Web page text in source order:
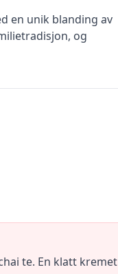
en unik blanding av
og
te. En klatt kremet